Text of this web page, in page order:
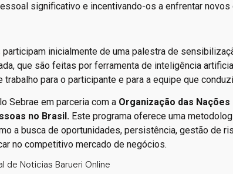
significativo e incentivando-os a enfrentar novos
participam inicialmente de uma palestra de
que são feitas por ferramenta de inteligência
trabalho para o participante e para a equipe que
Sebrae em parceria com a Organização das Nações
no Brasil. Este programa oferece uma
a busca de oportunidades, persistência, gestão de
no competitivo mercado de negócios.
de Noticias Barueri Online